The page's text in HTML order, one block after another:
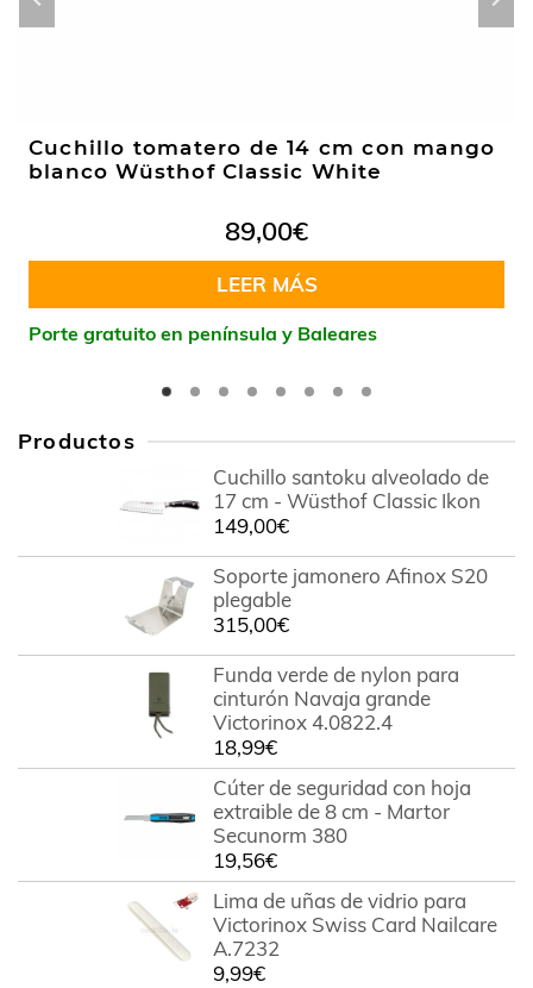
Cuchillo tomatero de 14 cm con mango
blanco Wüsthof Classic White
89,00€
LEER MÁS
Porte gratuito en península y Baleares
Productos
Cuchillo santoku alveolado de
17 cm - Wüsthof Classic Ikon
149,00€
Soporte jamonero Afinox S20
plegable
315,00€
Funda verde de nylon para
cinturón Navaja grande
Victorinox 4.0822.4
18,99€
Cúter de seguridad con hoja
extraible de 8 cm - Martor
Secunorm 380
19,56€
Lima de uñas de vidrio para
Victorinox Swiss Card Nailcare
A.7232
9,99€